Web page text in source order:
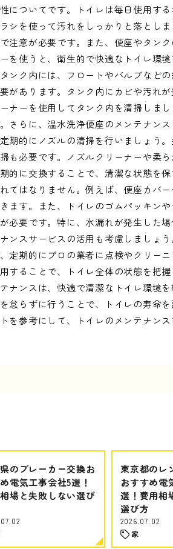
についてです。トイレは毎日使用す
シを使って汚れをしっかりと落とし
注意が必要です。また、便座やタン
を使うと、衛生的で快適なトイレ環
ンク内には、フロートやバルブなど
があります。タンク内にカビや汚れ
ナーを使用してタンク内を清掃しま
さらに、温水洗浄便座のメンテナン
期的にノズルの清掃を行いましょう
も必要です。ノズルクリーナーや柔
的に交換することで、清潔な状態を
てはなりません。例えば、便座カバ
ます。また、トイレのゴムパッキン
必要です。特に、水漏れが発生した
ンスサービスの活用も考慮しましょ
定期的にプロの業者に点検やクリー
することで、トイレ全体の状態を把
ナンスは、快適で清潔なトイレ環境
怠らずに行うことで、トイレの寿命
を参考にして、トイレのメンテナンス
のブレーカー交換お
電気工事会社5選！
場と失敗しない選び
東京都のレ
おすすめ電
選！費用相
選び方
2026.07.02
家